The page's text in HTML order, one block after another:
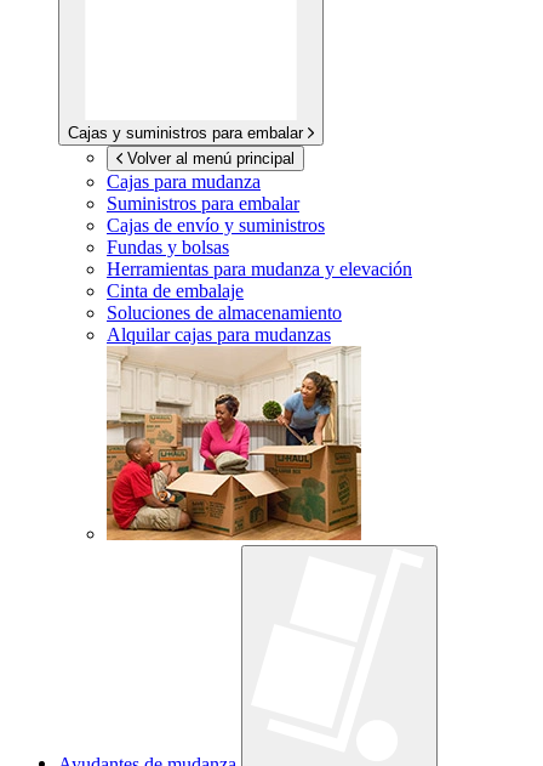
Cajas y suministros para embalar
Volver al menú principal
Cajas para mudanza
Suministros para embalar
Cajas de envío y suministros
Fundas y bolsas
Herramientas para mudanza y elevación
Cinta de embalaje
Soluciones de almacenamiento
Alquilar cajas para mudanzas